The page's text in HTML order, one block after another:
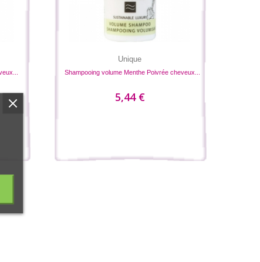
Unique
Shampooing volume Menthe Poivrée cheveux...
5,44 €